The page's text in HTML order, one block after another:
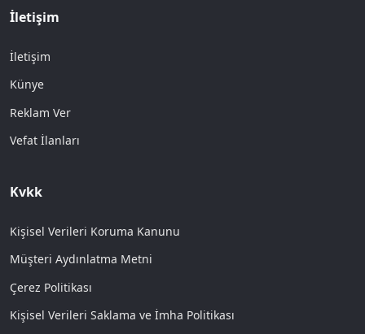
İletişim
İletişim
Künye
Reklam Ver
Vefat İlanları
Kvkk
Kişisel Verileri Koruma Kanunu
Müşteri Aydınlatma Metni
Çerez Politikası
Kişisel Verileri Saklama ve İmha Politikası